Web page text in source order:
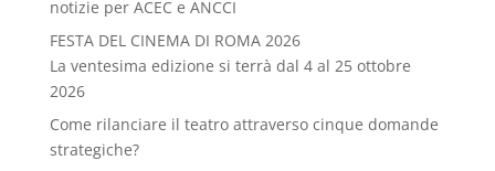
notizie per ACEC e ANCCI
FESTA DEL CINEMA DI ROMA 2026
La ventesima edizione si terrà dal 4 al 25 ottobre
2026
Come rilanciare il teatro attraverso cinque domande
strategiche?